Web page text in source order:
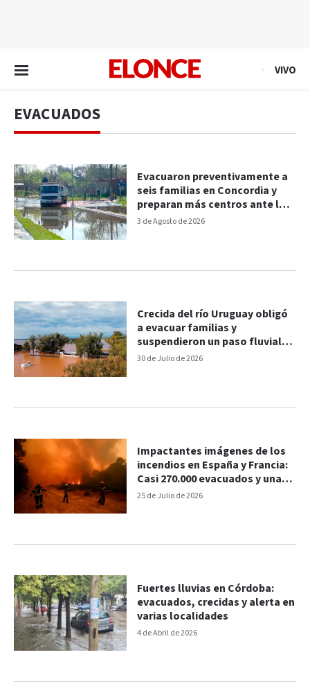
VIVO
EVACUADOS
3 de Agosto de 2026
Evacuaron preventivamente a
seis familias en Concordia y
preparan más centros ante la
crecida del río
30 de Julio de 2026
Crecida del río Uruguay obligó
a evacuar familias y
suspendieron un paso fluvial
en Corrientes
25 de Julio de 2026
Impactantes imágenes de los
incendios en España y Francia:
Casi 270.000 evacuados y una
víctima fatal
4 de Abril de 2026
Fuertes lluvias en Córdoba:
evacuados, crecidas y alerta en
varias localidades